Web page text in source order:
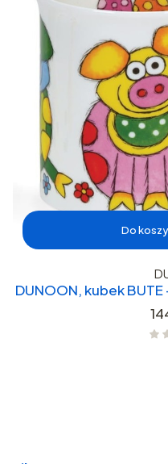
Do
DUNOON, kubek